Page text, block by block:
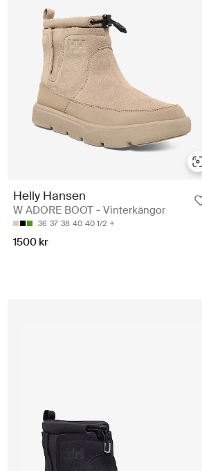
Helly Hansen
W ADORE BOOT - Vinterkängor
36 37 38 40 40 1/2
1500 kr